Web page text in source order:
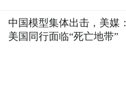
中国模型集体出击，美媒：
美国同行面临“死亡地带”